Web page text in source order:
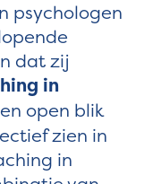
psychologen
dat zij
in
open blik
zien in
in